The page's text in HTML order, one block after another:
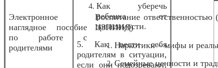
Электронное
наглядное пособие
по работе с
родителями
Воспитание
ЦЗПИИД)
Наркотики – мифы и
Семейные ценности и
Как уберечь
ребенка от
зависимости.
5. Как вести себя
родителям в ситуации,
если они подозревают,